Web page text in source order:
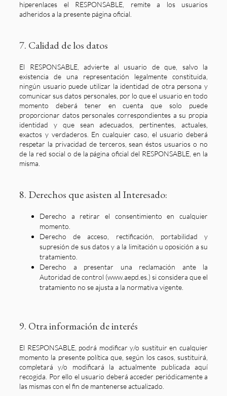
hiperenlaces el RESPONSABLE, remite a los usuarios
adheridos a la presente página oficial.
7. Calidad de los datos
El RESPONSABLE, advierte al usuario de que, salvo la
existencia de una representación legalmente constituida,
ningún usuario puede utilizar la identidad de otra persona y
comunicar sus datos personales, por lo que el usuario en todo
momento deberá tener en cuenta que solo puede
proporcionar datos personales correspondientes a su propia
identidad y que sean adecuados, pertinentes, actuales,
exactos y verdaderos. En cualquier caso, el usuario deberá
respetar la privacidad de terceros, sean éstos usuarios o no
de la red social o de la página oficial del RESPONSABLE, en la
misma.
8. Derechos que asisten al Interesado:
Derecho a retirar el consentimiento en cualquier
momento.
Derecho de acceso, rectificación, portabilidad y
supresión de sus datos y a la limitación u oposición a su
tratamiento.
Derecho a presentar una reclamación ante la
Autoridad de control (www.aepd.es.) si considera que el
tratamiento no se ajusta a la normativa vigente.
9. Otra información de interés
El RESPONSABLE, podrá modificar y/o sustituir en cualquier
momento la presente política que, según los casos, sustituirá,
completará y/o modificará la actualmente publicada aquí
recogida. Por ello el usuario deberá acceder periódicamente a
las mismas con el fin de mantenerse actualizado.